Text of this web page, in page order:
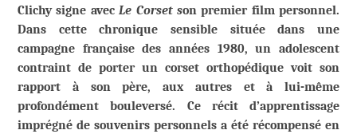
Clichy signe avecLe Corset son premier film personnel.
Dans cette chronique sensible située dans une
campagne française des années 1980, un adolescent
contraint de porter un corset orthopédique voit son
rapport à son père, aux autres et à lui-même
profondément bouleversé. Ce récit d’apprentissage
imprégné de souvenirs personnels a été récompensé en